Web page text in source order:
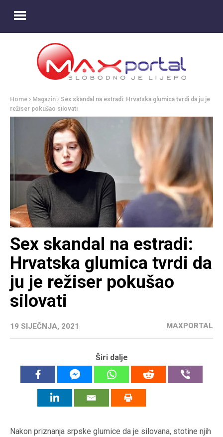
Home Magazin
Sex skandal na estradi: Hrvatska glumica tvrdi da ju je
režiser pokušao silovati
Sex skandal na estradi:
Hrvatska glumica tvrdi da
ju je režiser pokušao
silovati
19 SIJEČNJA, 2021 MAXPORTAL
Širi dalje
Nakon priznanja srpske glumice da je silovana, stotine njih